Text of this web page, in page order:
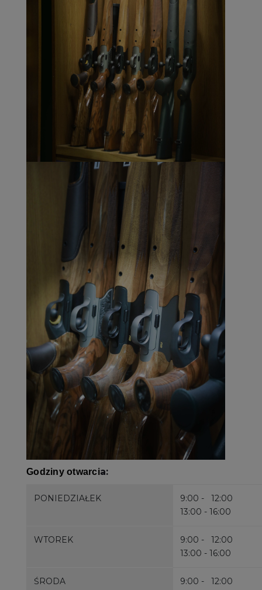
Godziny otwarcia:
PONIEDZIAŁEK
9:00 - 12:00
13:00 - 16:00
WTOREK
9:00 - 12:00
13:00 - 16:00
ŚRODA
9:00 - 12:00